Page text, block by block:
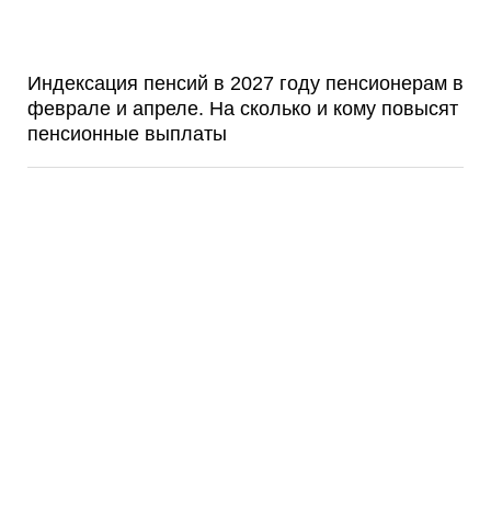
Индексация пенсий в 2027 году пенсионерам в
феврале и апреле. На сколько и кому повысят
пенсионные выплаты